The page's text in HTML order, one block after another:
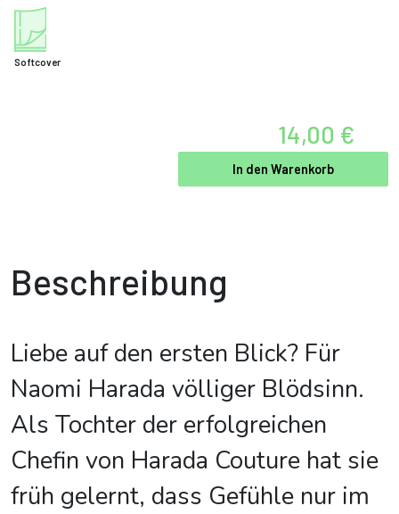
Softcover
14,00 €
In den Warenkorb
Beschreibung
Liebe auf den ersten Blick? Für
Naomi Harada völliger Blödsinn.
Als Tochter der erfolgreichen
Chefin von Harada Couture hat sie
früh gelernt, dass Gefühle nur im